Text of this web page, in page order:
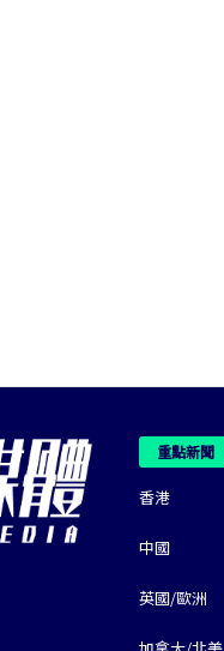
重點新聞
香港
中國
英國/歐洲